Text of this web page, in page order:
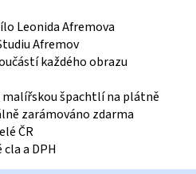
Leonida Afremova
Afremov
každého obrazu
špachtlí na plátně
zarámováno zdarma
ČR
cla a DPH